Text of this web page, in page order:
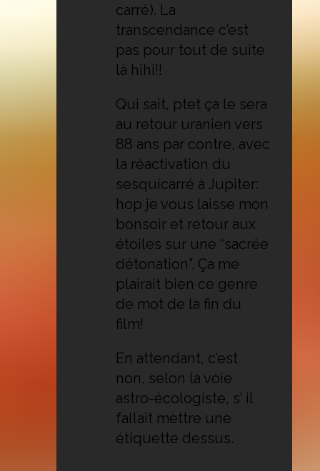
carré). La
transcendance c’est
pas pour tout de suite
là hihi!!
Qui sait, ptet ça le sera
au retour uranien vers
88 ans par contre, avec
la réactivation du
sesquicarré à Jupiter:
hop je vous laisse mon
bonsoir et retour aux
étoiles sur une “sacrée
détonation”. Ça me
plairait bien ce genre
de mot de la fin du
film!
En attendant, c’est
non, selon la voie
astro-écologiste, s’ il
fallait mettre une
étiquette dessus.